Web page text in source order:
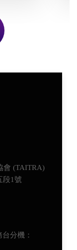
會 (TAITRA)
段1號
分機：